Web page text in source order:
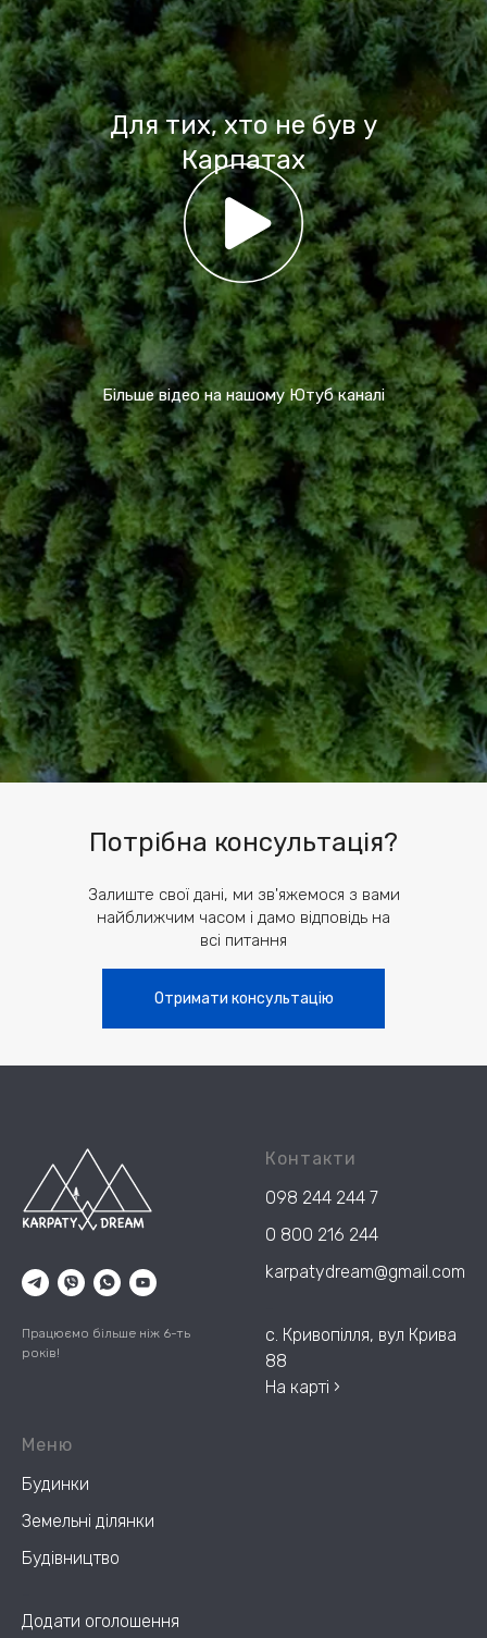
Для тих, хто не був у
Карпатах
Більше відео на нашому Ютуб каналі
Потрібна консультація?
Залиште свої дані, ми зв'яжемося з вами
найближчим часом і дамо відповідь на
всі питання
Отримати консультацію
Працюємо більше ніж 6-ть
років!
Контакти
098 244 244 7
0 800 216 244
karpatydream@gmail.com
с. Кривопілля, вул Крива
88
На карті ›
Меню
Будинки
Земельні ділянки
Будівництво
Додати оголошення